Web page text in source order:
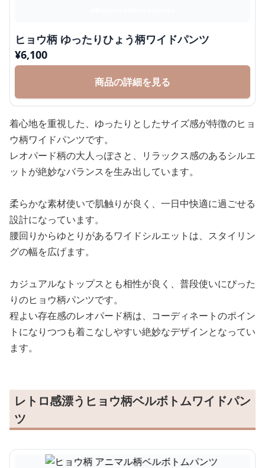
ヒョウ柄 ゆったりひょう柄ワイドパンツ
¥6,100
商品の詳細を見る
着心地を重視した、ゆったりとしたサイズ感が特徴のヒョ
ウ柄ワイドパンツです。
レオパード柄の大人っぽさと、リラックス感のあるシルエ
ットが絶妙なバランスを生み出しています。
柔らかな素材使いで肌触りが良く、一日中快適に過ごせる
設計になっています。
腰回りからゆとりがあるワイドシルエットは、スタイリン
グの幅を広げます。
カジュアルなトップスとも相性が良く、普段使いにぴった
りのヒョウ柄パンツです。
程よい存在感のレオパード柄は、コーディネートのポイン
トになりつつも着こなしやすい絶妙なデザインとなってい
ます。
レトロ感漂うヒョウ柄ベルボトムワイドパン
ツ